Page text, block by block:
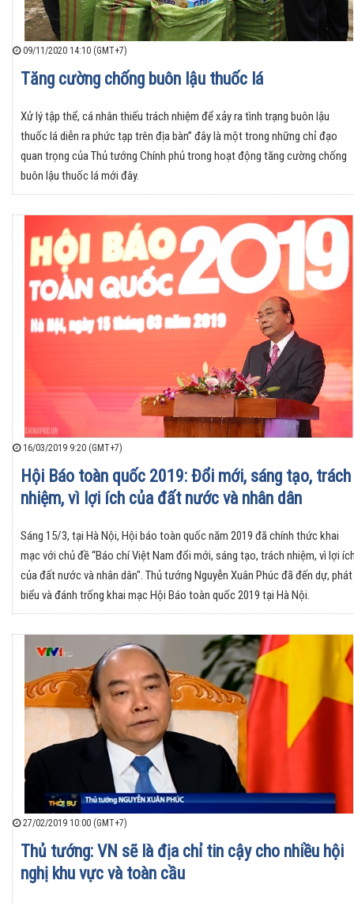
09/11/2020 14:10 (GMT+7)
Tăng cường chống buôn lậu thuốc lá
Xử lý tập thể, cá nhân thiếu trách nhiệm để xảy ra tình trạng buôn lậu
thuốc lá diễn ra phức tạp trên địa bàn” đây là một trong những chỉ đạo
quan trọng của Thủ tướng Chính phủ trong hoạt động tăng cường chống
buôn lậu thuốc lá mới đây.
16/03/2019 9:20 (GMT+7)
Hội Báo toàn quốc 2019: Đổi mới, sáng tạo, trách
nhiệm, vì lợi ích của đất nước và nhân dân
Sáng 15/3, tại Hà Nội, Hội báo toàn quốc năm 2019 đã chính thức khai
mạc với chủ đề “Báo chí Việt Nam đổi mới, sáng tạo, trách nhiệm, vì lợi
của đất nước và nhân dân". Thủ tướng Nguyễn Xuân Phúc đã đến dự, phát
biểu và đánh trống khai mạc Hội Báo toàn quốc 2019 tại Hà Nội.
27/02/2019 10:00 (GMT+7)
Thủ tướng: VN sẽ là địa chỉ tin cậy cho nhiều hội
nghị khu vực và toàn cầu